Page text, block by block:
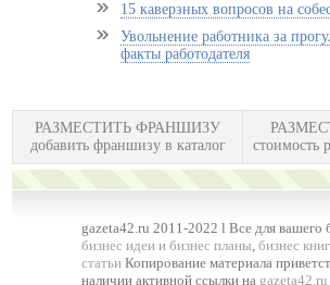
15 каверзных вопросов на
Увольнение работника за
факты работодателя
РАЗМЕСТИТЬ ФРАНШИЗУ
добавить франшизу в каталог
стоимость
gazeta42.ru 2011-2022 l Все для вашего
бизнес идеи и бизнес планы,бизнес
статьи Копирование материала
наличии активной ссылки на gazeta42.ru